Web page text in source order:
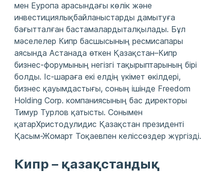
мен Еуропа арасындағы көлік және
инвестициялықбайланыстарды дамытуға
бағытталған бастамалардыталқылады. Бұл
мәселелер Кипр басшысының ресмисапары
аясында Астанада өткен Қазақстан–Кипр
бизнес-форумының негізгі тақырыптарының бірі
болды. Іс-шараға екі елдің үкімет өкілдері,
бизнес қауымдастығы, соның ішінде Freedom
Holding Corp. компаниясының бас директоры
Тимур Турлов қатысты. Сонымен
қатарХристодулидис Қазақстан президенті
Қасым-Жомарт Тоқаевпен келіссөздер жүргізді.
Кипр – қазақстандық